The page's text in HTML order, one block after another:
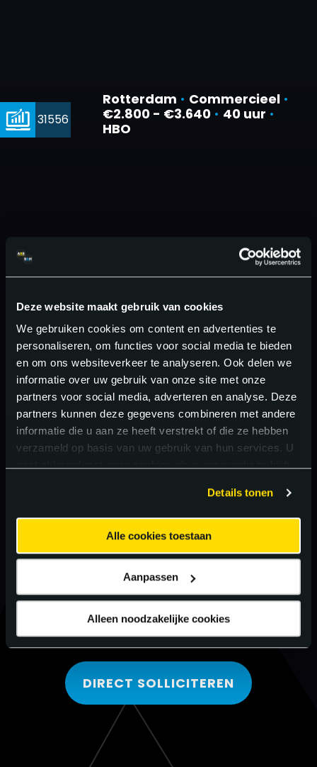
Deze website maakt gebruik van cookies
We gebruiken cookies om content en advertenties te
personaliseren, om functies voor social media te bieden
en om ons websiteverkeer te analyseren. Ook delen we
informatie over uw gebruik van onze site met onze
partners voor social media, adverteren en analyse. Deze
partners kunnen deze gegevens combineren met andere
informatie die u aan ze heeft verstrekt of die ze hebben
verzameld op basis van uw gebruik van hun services. U
Details tonen
Alle cookies toestaan
Aanpassen
Alleen noodzakelijke cookies
Rotterdam • Commercieel •
€2.800 - €3.640 • 40 uur •
HBO
31556
DIRECT SOLLICITEREN